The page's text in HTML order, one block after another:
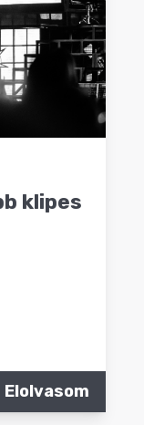
klipes
Elolvasom